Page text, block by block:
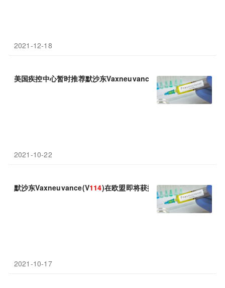
2021-12-18
美国疾控中心暂时推荐默沙东Vaxneuvance( 114)-Pneumovax23
2021-10-22
默沙东Vaxneuvance(V114)在欧盟即将获批：用于≥18岁成年人
2021-10-17